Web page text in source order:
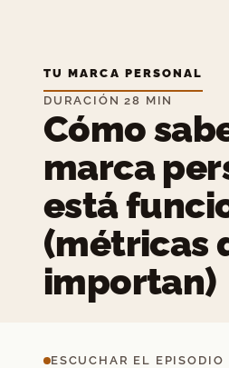
TU MARCA PERSONAL
DURACIÓN 28 MIN
Cómo
marca
está
(métricas
importan)
ESCUCHAR EL EPISODIO